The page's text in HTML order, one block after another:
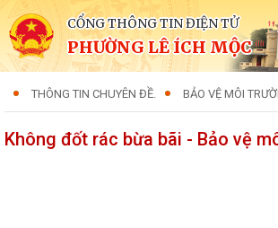
CỔNG THÔNG TIN ĐIỆN TỬ
PHƯỜNG LÊ ÍCH MỘC
THÔNG TIN CHUYÊN ĐỀ. BẢO VỆ MÔI
Không đốt rác bừa bãi - Bảo vệ